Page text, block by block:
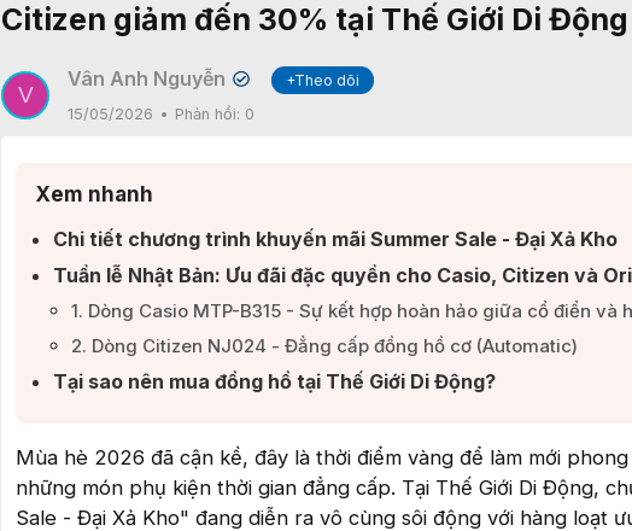
Citizen giảm đến 30% tại Thế Giới Di Động
V
Vân Anh Nguyễn ✔
+Theo dõi
15/05/2026
Phản hồi: 0
Xem nhanh
Chi tiết chương trình khuyến mãi Summer Sale - Đại Xả Kho​
Tuần lễ Nhật Bản: Ưu đãi đặc quyền cho Casio, Citizen và
1. Dòng Casio MTP-B315 - Sự kết hợp hoàn hảo giữa cổ điển và
2. Dòng Citizen NJ024 - Đẳng cấp đồng hồ cơ (Automatic)​
Tại sao nên mua đồng hồ tại Thế Giới Di Động?​
Mùa hè 2026 đã cận kề, đây là thời điểm vàng để làm mới
những món phụ kiện thời gian đẳng cấp. Tại Thế Giới Di Động,
Sale - Đại Xả Kho" đang diễn ra vô cùng sôi động với hàng loạt